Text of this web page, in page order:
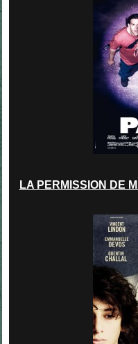
LA PERMISSION DE